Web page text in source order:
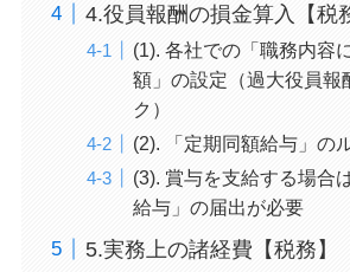
4.役員報酬の損金算入【税
(1). 各社での「職務内容
額」の設定（過大役員報
ク）
(2). 「定期同額給与」の
(3). 賞与を支給する場合
給与」の届出が必要
5.実務上の諸経費【税務】